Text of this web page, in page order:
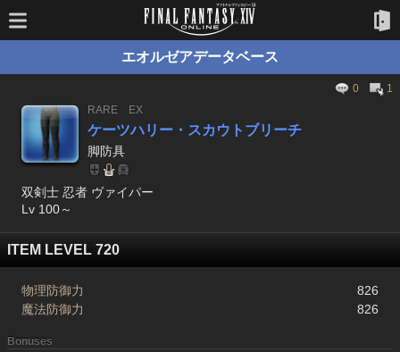
エオルゼアデータベース
0
1
RARE
EX
ケーツハリー・スカウトブリーチ
脚防具
双剣士 忍者 ヴァイパー
Lv 100～
ITEM LEVEL 720
物理防御力
826
魔法防御力
826
Bonuses